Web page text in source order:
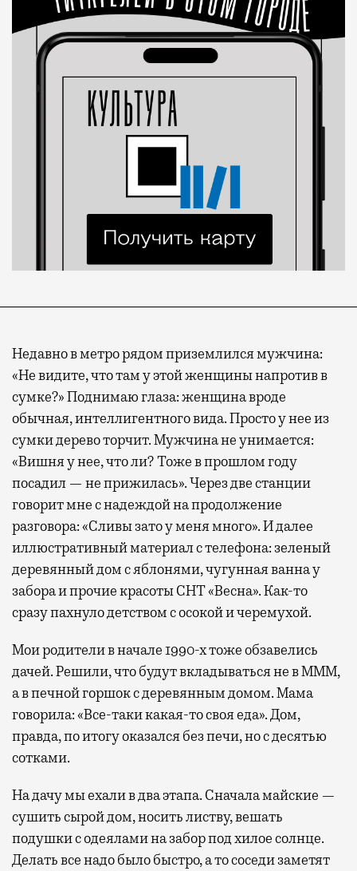
Недавно в метро рядом приземлился мужчина:
«Не видите, что там у этой женщины напротив в
сумке?» Поднимаю глаза: женщина вроде
обычная, интеллигентного вида. Просто у нее из
сумки дерево торчит. Мужчина не унимается:
«Вишня у нее, что ли? Тоже в прошлом году
посадил — не прижилась». Через две станции
говорит мне с надеждой на продолжение
разговора: «Сливы зато у меня много». И далее
иллюстративный материал с телефона: зеленый
деревянный дом с яблонями, чугунная ванна у
забора и прочие красоты СНТ «Весна». Как-то
сразу пахнуло детством с осокой и черемухой.
Мои родители в начале 1990-х тоже обзавелись
дачей. Решили, что будут вкладываться не в МММ,
а в печной горшок с деревянным домом. Мама
говорила: «Все-таки какая-то своя еда». Дом,
правда, по итогу оказался без печи, но с десятью
сотками.
На дачу мы ехали в два этапа. Сначала майские —
сушить сырой дом, носить листву, вешать
подушки с одеялами на забор под хилое солнце.
Делать все надо было быстро, а то соседи заметят